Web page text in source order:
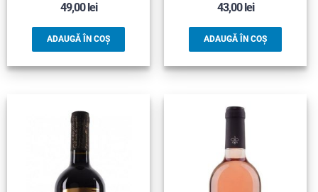
49,00lei
ADAUGĂ ÎN COȘ
43,00lei
ADAUGĂ ÎN COȘ